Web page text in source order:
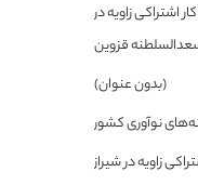
اشتراکی زاویه در
قزوین
(بدون عنوان)
نوآوری کشور
زاویه در شیراز